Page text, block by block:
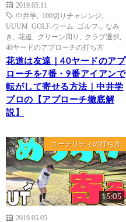
2019.05.11
中井学
100切りチャレンジ
UUUM GOLF-ウーム ゴルフ-
なみ
き
花道 グリーン周り クラブ選択
40ヤードのアプローチの打ち方
花道は友達｜40ヤードのアプ
ローチを7番・9番アイアンで
転がして寄せる方法｜中井学
プロの【アプローチ徹底解
説】
ユーテリティの打ち方
15:05
2019.05.05